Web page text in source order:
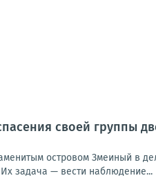
своей группы
островом Змеиный в
задача — вести наблюдение...